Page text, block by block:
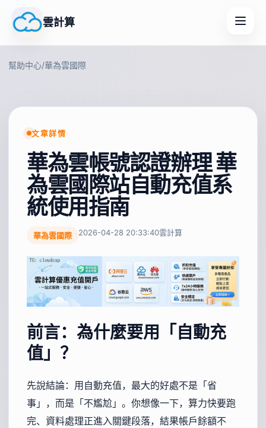
雲計算
幫助中心/華為雲國際
文章詳情
華為雲帳號認證辦理 華
為雲國際站自動充值系
統使用指南
華為雲國際 2026-04-28 20:33:40雲計算
前言：為什麼要用「自動充
值」？
先說結論：用自動充值，最大的好處不是「省
事」，而是「不尷尬」。你想像一下，算力快要跑
完、資料處理正進入關鍵段落，結果帳戶餘額不